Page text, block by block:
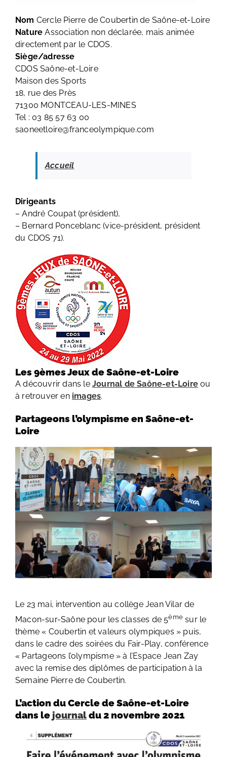
Nom Cercle Pierre de Coubertin de Saône-et-Loire
NatureAssociation non déclarée, mais animée
directement par le CDOS.
Siège/adresse
CDOS Saône-et-Loire
Maison des Sports
18, rue des Près
71300 MONTCEAU-LES-MINES
Tel : 03 85 57 63 00
saoneetloire@franceolympique.com
Accueil
Dirigeants
– André Coupat (président),
– Bernard Ponceblanc (vice-président, président
du CDOS 71).
Les 9èmes Jeux de Saône-et-Loire
A découvrir dans le Journal de Saône-et-Loireou
à retrouver en images.
Partageons l’olympisme en Saône-et-
Loire
Le 23 mai, intervention au collège Jean Vilar de
Macon-sur-Saône pour les classes de 5èmesur le
thème « Coubertin et valeurs olympiques » puis,
dans le cadre des soirées du Fair-Play, conférence
« Partageons l’olympisme » à l’Espace Jean Zay
avec la remise des diplômes de participation à la
Semaine Pierre de Coubertin.
L’action du Cercle de Saône-et-Loire
dans le journaldu 2 novembre 2021